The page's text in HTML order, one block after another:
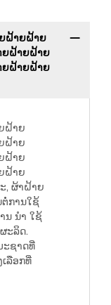
ຝ້າຍຝ້າຍ
ຝ້າຍຝ້າຍ
ຝ້າຍຝ້າຍ
ຝ້າຍ
ຝ້າຍ
ຝ້າຍ
ຝ້າຍ
, ຜ້າຝ້າຍ
ການໃຊ້
ນ ນໍາ ໃຊ້
ະລິດ.
ະຊາດທີ່
ລືອກທີ່